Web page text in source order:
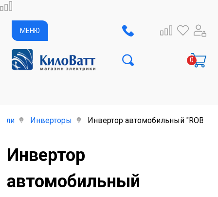
МЕНЮ
Инверторы Инвертор автомобильный
Инвертор
автомобильный